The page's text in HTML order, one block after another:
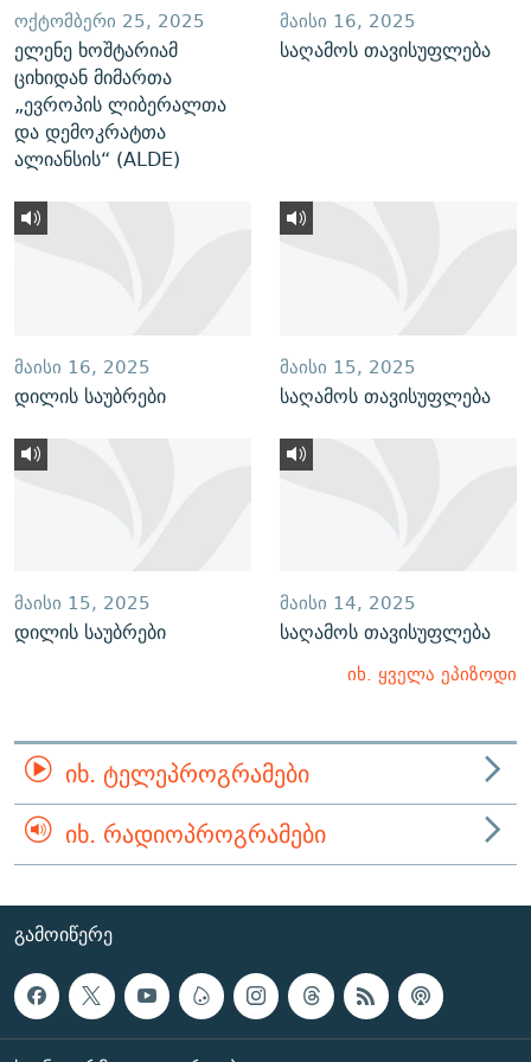
ᲝᲥᲢᲝᲛᲑᲔᲠᲘ 25, 2025
ელენე ხოშტარიამ
ციხიდან მიმართა
„ევროპის ლიბერალთა
და დემოკრატთა
ალიანსის“ (ALDE)
ᲛᲐᲘᲡᲘ 16, 2025
საღამოს თავისუფლება
ᲛᲐᲘᲡᲘ 16, 2025
დილის საუბრები
ᲛᲐᲘᲡᲘ 15, 2025
საღამოს თავისუფლება
ᲛᲐᲘᲡᲘ 15, 2025
დილის საუბრები
ᲛᲐᲘᲡᲘ 14, 2025
საღამოს თავისუფლება
იხ. ყველა ეპიზოდი
ᲘᲮ. ᲢᲔᲚᲔᲞᲠᲝᲒᲠᲐᲛᲔᲑᲘ
ᲘᲮ. ᲠᲐᲓᲘᲝᲞᲠᲝᲒᲠᲐᲛᲔᲑᲘ
ᲒᲐᲛᲝᲘᲬᲔᲠᲔ